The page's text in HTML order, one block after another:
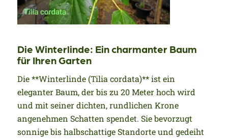
Die Winterlinde: Ein charmanter Baum
für Ihren Garten
Die **Winterlinde (Tilia cordata)** ist ein
eleganter Baum, der bis zu 20 Meter hoch wird
und mit seiner dichten, rundlichen Krone
angenehmen Schatten spendet. Sie bevorzugt
sonnige bis halbschattige Standorte und gedeiht